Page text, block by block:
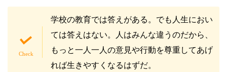
学校の教育では答えがある。でも人生におい
ては答えはない。人はみんな違うのだから、
もっと一人一人の意見や行動を尊重してあげ
れば生きやすくなるはずだ。